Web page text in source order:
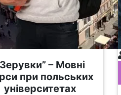
– Мовні
при польських
університетах